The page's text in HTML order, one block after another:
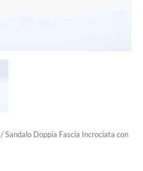
/ Sandalo Doppia Fascia Incrociata con